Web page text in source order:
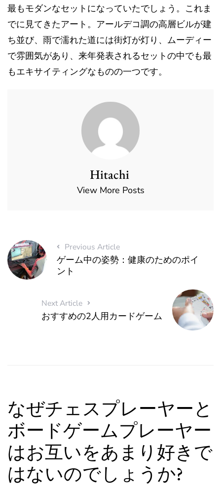
最もモダンなセットになっていたでしょう。これま
でに見てきたアート。アールデコ調の高層ビルが建
ち並び、雨で濡れた道には街灯が灯り、ムーディー
で雰囲気があり、来年発表されるセットの中でも最
もエキサイティングなものの一つです。
Hitachi
View More Posts
Previous Article
ゲーム中の姿勢：健康のためのポイ
ント
Next Article
おすすめの2人用カードゲーム
なぜチェスプレーヤーと
ボードゲームプレーヤー
はお互いをあまり好きで
はないのでしょうか?